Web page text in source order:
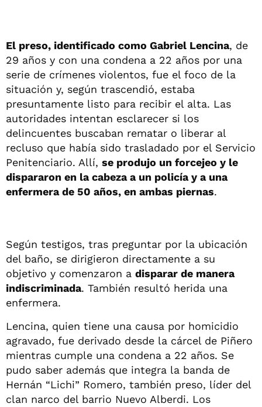
El preso, identificado como Gabriel Lencina, de
29 años y con una condena a 22 años por una
serie de crímenes violentos, fue el foco de la
situación y, según trascendió, estaba
presuntamente listo para recibir el alta. Las
autoridades intentan esclarecer si los
delincuentes buscaban rematar o liberar al
recluso que había sido trasladado por el Servicio
Penitenciario. Allí, se produjo un forcejeo y le
dispararon en la cabeza a un policía y a una
enfermera de 50 años, en ambas piernas.
Según testigos, tras preguntar por la ubicación
del baño, se dirigieron directamente a su
objetivo y comenzaron a disparar de manera
indiscriminada. También resultó herida una
enfermera.
Lencina, quien tiene una causa por homicidio
agravado, fue derivado desde la cárcel de Piñero
mientras cumple una condena a 22 años. Se
pudo saber además que integra la banda de
Hernán “Lichi” Romero, también preso, líder del
clan narco del barrio Nuevo Alberdi. Los